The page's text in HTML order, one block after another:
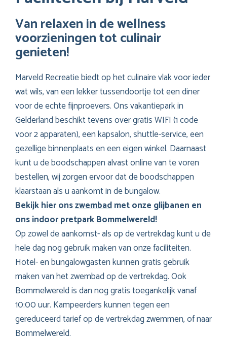
Van relaxen in de wellness
voorzieningen tot culinair
genieten!
Marveld Recreatie biedt op het culinaire vlak voor ieder
wat wils, van een lekker tussendoortje tot een diner
voor de echte fijnproevers. Ons vakantiepark in
Gelderland beschikt tevens over gratis WIFI (1 code
voor 2 apparaten), een kapsalon, shuttle-service, een
gezellige binnenplaats en een eigen winkel. Daarnaast
kunt u de boodschappen alvast online van te voren
bestellen, wij zorgen ervoor dat de boodschappen
klaarstaan als u aankomt in de bungalow.
Bekijk hier onszwembadmet onze glijbanen en
onsindoor pretpark Bommelwereld!
Op zowel de aankomst- als op de vertrekdag kunt u de
hele dag nog gebruik maken van onze faciliteiten.
Hotel- en bungalowgasten kunnen gratis gebruik
maken van het zwembad op de vertrekdag. Ook
Bommelwereld is dan nog gratis toegankelijk vanaf
10:00 uur. Kampeerders kunnen tegen een
gereduceerd tarief op de vertrekdag zwemmen, of naar
Bommelwereld.